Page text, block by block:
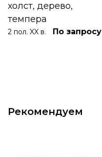
холст, дерево,
темпера
2 пол. XX в. По запросу
Рекомендуем